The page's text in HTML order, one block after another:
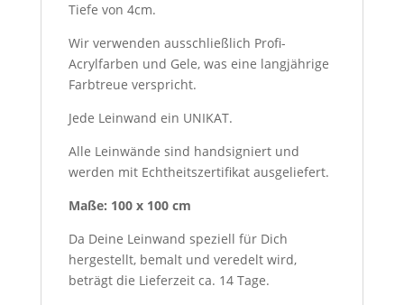
Tiefe von 4cm.
Wir verwenden ausschließlich Profi-
Acrylfarben und Gele, was eine langjährige
Farbtreue verspricht.
Jede Leinwand ein UNIKAT.
Alle Leinwände sind handsigniert und
werden mit Echtheitszertifikat ausgeliefert.
Maße: 100 x 100 cm
Da Deine Leinwand speziell für Dich
hergestellt, bemalt und veredelt wird,
beträgt die Lieferzeit ca. 14 Tage.